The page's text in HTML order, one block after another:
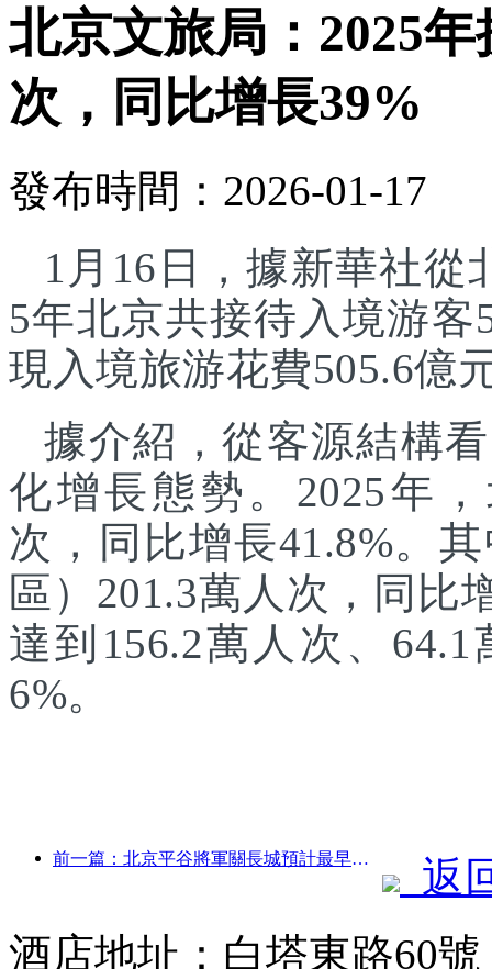
北京文旅局：2025
次，同比增長39%
發布時間：2026-01-17
1月16日，據新華社從
5年北京共接待入境游客
現入境旅游花費505.6億
據介紹，從客源結構
化增長態勢。2025年
次，同比增長41.8%。
區）201.3萬人次，同比
達到156.2萬人次、
6%。
前一篇：北京平谷將軍關長城預計最早于2026年底開門迎客
返
酒店地址：白塔東路60